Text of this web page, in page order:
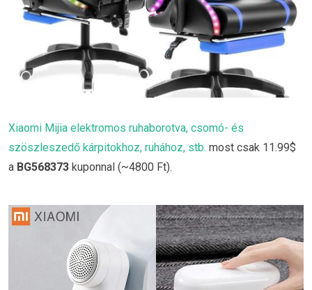
Xiaomi Mijia elektromos ruhaborotva, csomó- és
szöszleszedő kárpitokhoz, ruhához, stb. most csak 11.99$
a BG568373 kuponnal (~4800 Ft).